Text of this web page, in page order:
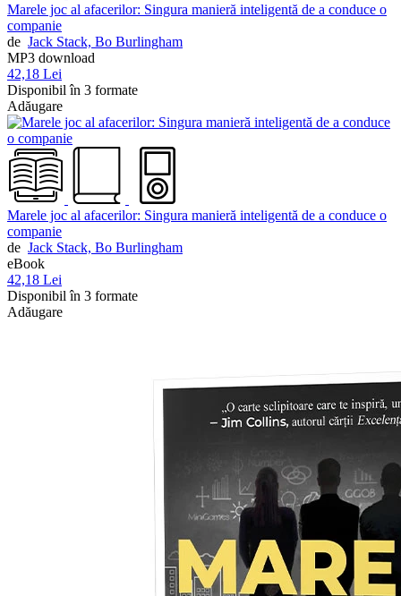
Marele joc al afacerilor: Singura manieră inteligentă de a conduce o
companie
de Jack Stack, Bo Burlingham
MP3 download
42,18 Lei
Disponibil în 3 formate
Adăugare
Marele joc al afacerilor: Singura manieră inteligentă de a conduce o
companie
de Jack Stack, Bo Burlingham
eBook
42,18 Lei
Disponibil în 3 formate
Adăugare